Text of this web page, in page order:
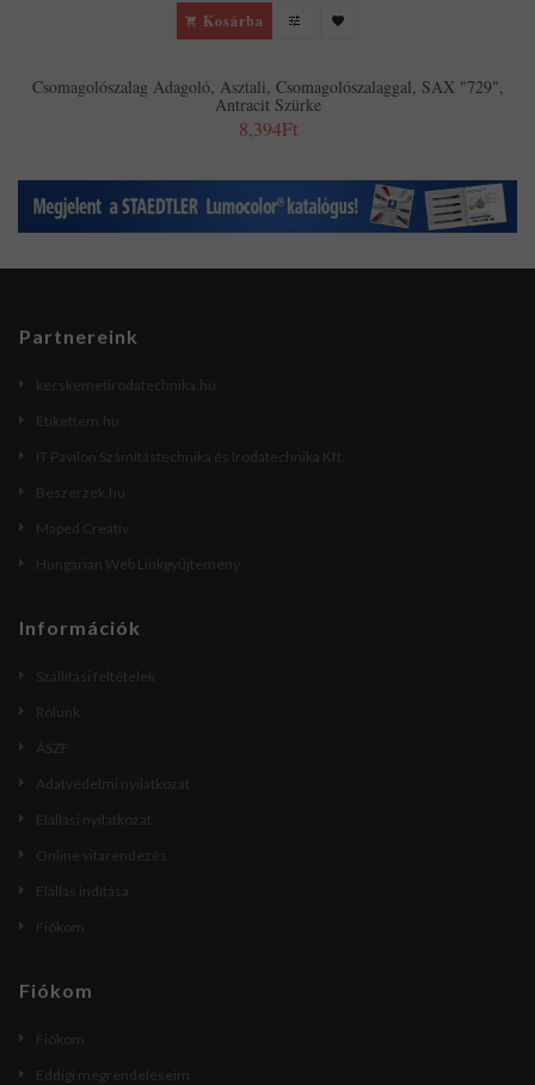
Kosárba
Csomagolószalag Adagoló, Asztali, Csomagolószalaggal, SAX "729",
Antracit Szürke
8,394Ft
Partnereink
kecskemetirodatechnika.hu
Etikettem.hu
IT Pavilon Számítástechnika és Irodatechnika Kft.
Beszerzek.hu
Maped Creativ
Hungarian Web Linkgyűjtemény
Információk
Szállítási feltételek
Rólunk
ÁSZF
Adatvédelmi nyilatkozat
Elállási nyilatkozat
Online vitarendezés
Elállás indítása
Fiókom
Fiókom
Fiókom
Eddigi megrendeléseim